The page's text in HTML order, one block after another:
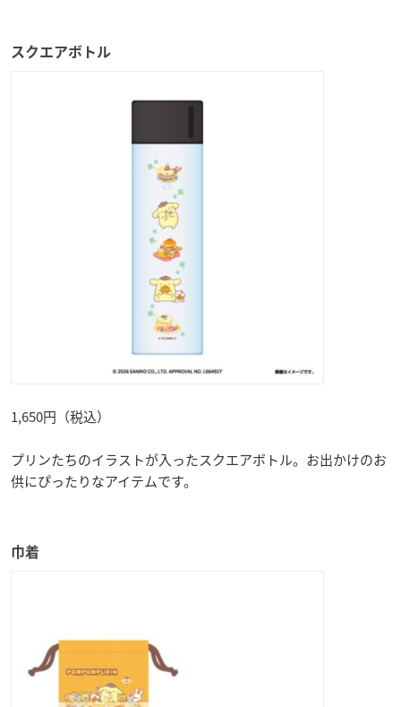
スクエアボトル
1,650円（税込）
プリンたちのイラストが入ったスクエアボトル。お出かけのお
供にぴったりなアイテムです。
巾着